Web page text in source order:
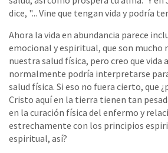
dice, "... Vine que tengan vida y podría
Ahora la vida en abundancia parece
emocional y espiritual, que son mucho
nuestra salud física, pero creo que vida
normalmente podría interpretarse
salud física. Si eso no fuera cierto, que
Cristo aquí en la tierra tienen tan
en la curación física del enfermo y
estrechamente con los principios
espiritual, así?